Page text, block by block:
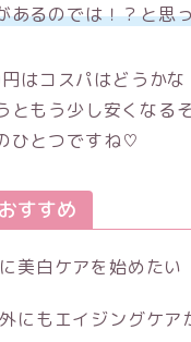
あるのでは！？と思
はコスパはどうかな
ともう少し安くなる
ひとつですね♡
すすめ
美白ケアを始めたい
にもエイジングケア